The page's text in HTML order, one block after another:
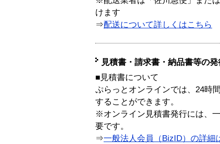
けます
⇒配送について詳しくはこちら
見積書・請求書・納品書等の
■見積書について
ぷらっとオンラインでは、24時
することができます。
※オンライン見積書発行には、
要です。
⇒一般法人会員（BizID）の詳細